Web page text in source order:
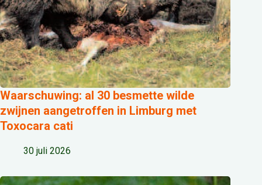
Waarschuwing: al 30 besmette wilde
zwijnen aangetroffen in Limburg met
Toxocara cati
30 juli 2026